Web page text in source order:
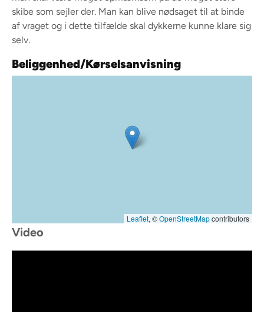
skibe som sejler der. Man kan blive nødsaget til at binde
af vraget og i dette tilfælde skal dykkerne kunne klare sig
selv.
Beliggenhed/Kørselsanvisning
Leaflet, ©OpenStreetMapcontributors
Video